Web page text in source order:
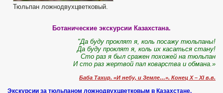
Тюльпан ложнодвухцветковый.
Ботанические экскурсии Казахстана.
"Да буду проклят я, коль посажу тюльпаны!
Да буду проклят я, коль их касаться стану!
Сто раз я был сражен похожей на тюльпан
И сто раз жертвой пал коварства и обмана.»
Баба Тахир. «И небу, и Земле…». Конец X– XI в.в.
Экскурсии за тюльпаном ложнодвухцветковым в Казахстане.